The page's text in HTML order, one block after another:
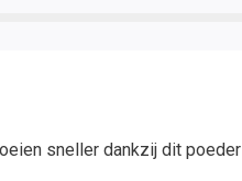
sneller dankzij dit poeder